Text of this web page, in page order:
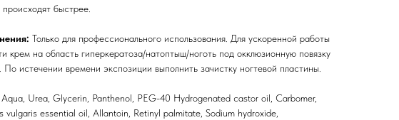
происходят быстрее.
Только для профессионального использования. Для ускоренной работы
крем на область гиперкератоза/натоптыш/ноготь под окклюзионную повязку
истечении времени экспозиции выполнить зачистку ногтевой пластины.
Aqua, Urea, Glycerin, Panthenol, PEG-40 Hydrogenated castor oil, Carbomer,
vulgaris essential oil, Allantoin, Retinyl palmitate, Sodium hydroxide,